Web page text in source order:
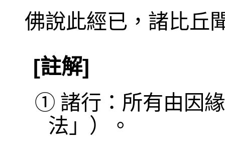
佛說此經已，諸比丘
[註解]
① 諸行：所有由因
法」）。